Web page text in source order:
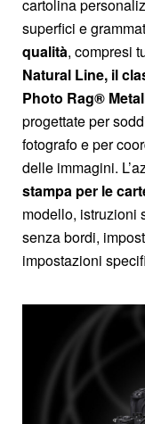
cartolina
superfici e
qualità, compresi
Natural Line, il
Photo Rag®
progettate per
fotografo e per
delle immagini.
stampa per le
modello, istruzioni
senza bordi,
impostazioni